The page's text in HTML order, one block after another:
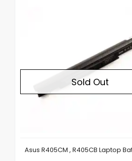
Sold Out
Asus R405CM , R405CB Laptop